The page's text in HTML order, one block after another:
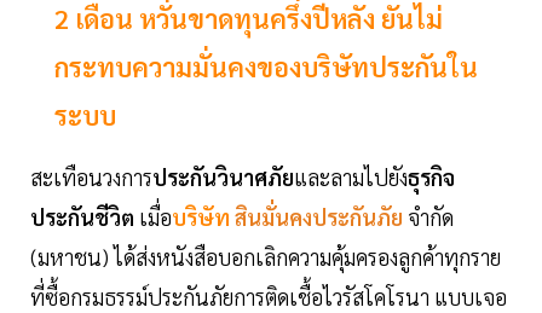
2 เดือน หวั่นขาดทุนครึ่งปีหลัง ยันไม่
กระทบความมั่นคงของบริษัทประกันใน
ระบบ
สะเทือนวงการประกันวินาศภัยและลามไปยังธุรกิจ
ประกันชีวิต เมื่อบริษัท สินมั่นคงประกันภัย จำกัด
(มหาชน) ได้ส่งหนังสือบอกเลิกความคุ้มครองลูกค้าทุกราย
ที่ซื้อกรมธรรม์ประกันภัยการติดเชื้อไวรัสโคโรนา แบบเจอ